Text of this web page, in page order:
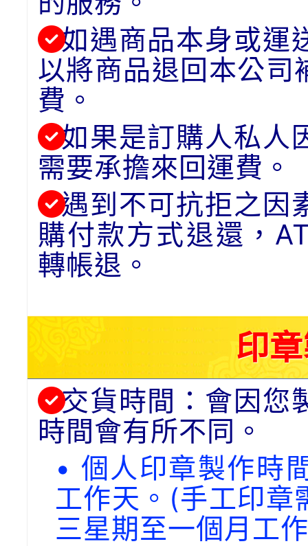
如遇商品本身或運
以將商品退回本公司
費。
如果是訂購人私人
需要承擔來回運費。
遇到不可抗拒之因
購付款方式退還，
轉帳退。
印
交貨時間：會因您
時間會有所不同。
• 個人印章製作時
工作天。(手工印章
三星期至一個月工